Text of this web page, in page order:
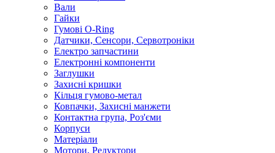
Вали
Гайки
Гумові O-Ring
Датчики, Сенсори, Сервотроніки
Електро запчастини
Електронні компоненти
Заглушки
Захисні кришки
Кільця гумово-метал
Ковпачки, Захисні манжети
Контактна група, Роз'єми
Корпуси
Матеріали
Мотори, Редуктори